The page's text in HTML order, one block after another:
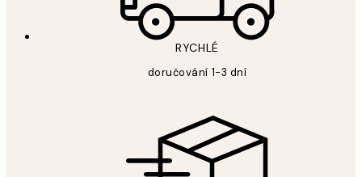
RYCHLÉ
doručování 1-3 dní